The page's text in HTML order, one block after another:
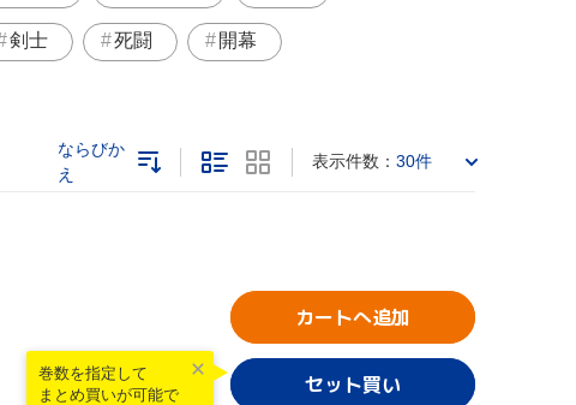
剣士 死闘 開幕
ならびか
え
表示件数： 30件
カートへ追加
巻数を指定して
まとめ買いが可能で